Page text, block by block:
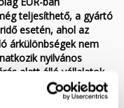
teljesíthető, a gyártó
esetén, ahol az
árkülönbségek nem
nyilvános
alatt álló vállalatok
formákra,
szándékos